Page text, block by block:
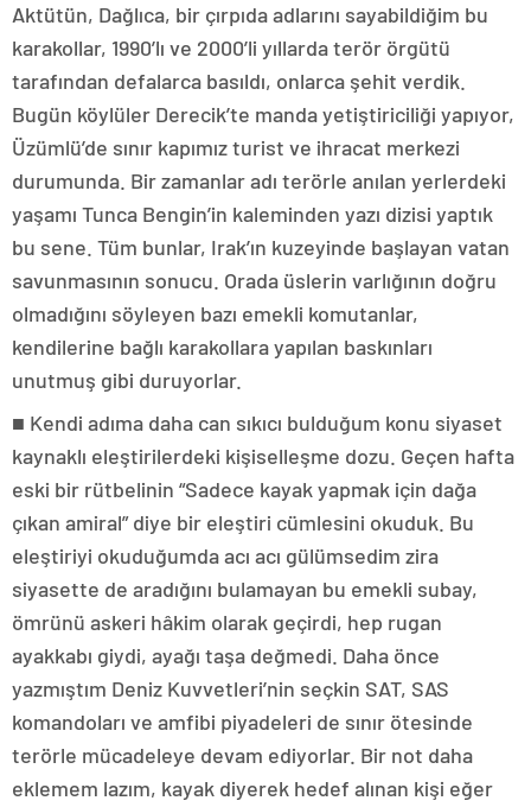
Aktütün, Dağlıca, bir çırpıda adlarını sayabildiğim bu
karakollar, 1990’lı ve 2000’li yıllarda terör örgütü
tarafından defalarca basıldı, onlarca şehit verdik.
Bugün köylüler Derecik’te manda yetiştiriciliği yapıyor,
Üzümlü’de sınır kapımız turist ve ihracat merkezi
durumunda. Bir zamanlar adı terörle anılan yerlerdeki
yaşamı Tunca Bengin’in kaleminden yazı dizisi yaptık
bu sene. Tüm bunlar, Irak’ın kuzeyinde başlayan vatan
savunmasının sonucu. Orada üslerin varlığının doğru
olmadığını söyleyen bazı emekli komutanlar,
kendilerine bağlı karakollara yapılan baskınları
unutmuş gibi duruyorlar.
■ Kendi adıma daha can sıkıcı bulduğum konu siyaset
kaynaklı eleştirilerdeki kişiselleşme dozu. Geçen hafta
eski bir rütbelinin “Sadece kayak yapmak için dağa
çıkan amiral” diye bir eleştiri cümlesini okuduk. Bu
eleştiriyi okuduğumda acı acı gülümsedim zira
siyasette de aradığını bulamayan bu emekli subay,
ömrünü askeri hâkim olarak geçirdi, hep rugan
ayakkabı giydi, ayağı taşa değmedi. Daha önce
yazmıştım Deniz Kuvvetleri’nin seçkin SAT, SAS
komandoları ve amfibi piyadeleri de sınır ötesinde
terörle mücadeleye devam ediyorlar. Bir not daha
eklemem lazım, kayak diyerek hedef alınan kişi eğer